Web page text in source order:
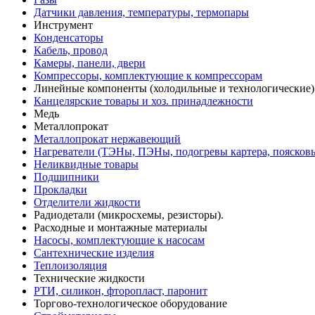
Датчики давления, температуры, термопары
Инструмент
Конденсаторы
Кабель, провод
Камеры, панели, двери
Компрессоры, комплектующие к компрессорам
Линейные компоненты (холодильные и технологические)
Канцелярские товары и хоз. принадлежности
Медь
Металлопрокат
Металлопрокат нержавеющий
Нагреватели (ТЭНы, ПЭНы, подогревы картера,
Неликвидные товары
Подшипники
Прокладки
Отделители жидкости
Радиодетали (микросхемы, резисторы).
Расходные и монтажные материалы
Насосы, комплектующие к насосам
Сантехнические изделия
Теплоизоляция
Технические жидкости
РТИ, силикон, фторопласт, паронит
Торгово-технологическое оборудование